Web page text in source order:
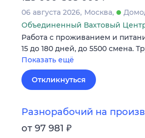
06 августа 2026 Москва
Объединенный Вахтовый
Работа с проживанием и
15 до 180 дней, до 5500 смена.
Показать ещё
Откликнуться
Разнорабочий на
от 97 981 ₽